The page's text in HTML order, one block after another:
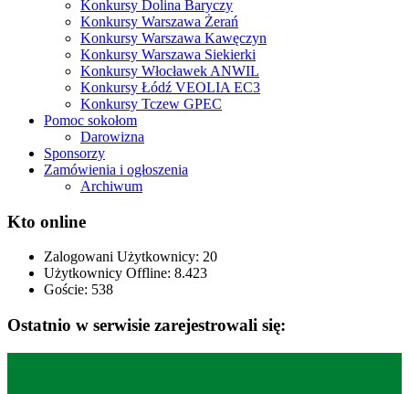
Konkursy Dolina Baryczy
Konkursy Warszawa Żerań
Konkursy Warszawa Kawęczyn
Konkursy Warszawa Siekierki
Konkursy Włocławek ANWIL
Konkursy Łódź VEOLIA EC3
Konkursy Tczew GPEC
Pomoc sokołom
Darowizna
Sponsorzy
Zamówienia i ogłoszenia
Archiwum
Kto online
Zalogowani Użytkownicy: 20
Użytkownicy Offline: 8.423
Goście: 538
Ostatnio w serwisie zarejestrowali się: